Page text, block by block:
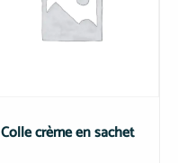
Colle crème en sachet